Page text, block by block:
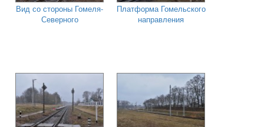
Вид со стороны Гомеля-
Северного
Платформа Гомельского
направления